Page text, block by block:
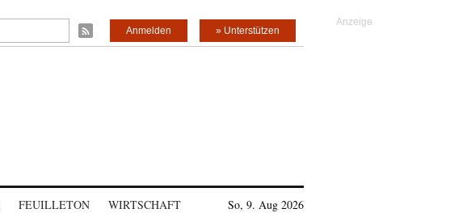
» Unterstützen
Anmelden
FEUILLETON WIRTSCHAFT So, 9. Aug 2026